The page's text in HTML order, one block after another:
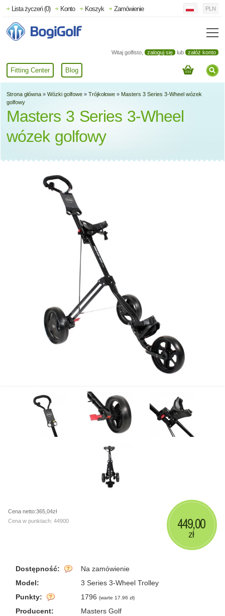
Witaj golfisto, zaloguj się lub załóż konto
Fitting Center Blog
Lista życzeń (0) Konto Koszyk Zamówienie PLN
Strona główna » Wózki golfowe » Trójkołowe » Masters 3 Series 3-Wheel wózek
golfowy
Masters 3 Series 3-Wheel
wózek golfowy
Dostępność:
Na zamówienie
Model:
3 Series 3-Wheel Trolley
Punkty:
1796 (warte 17.96 zł)
Producent:
Masters Golf
Cena netto:365,04zł
Cena w punktach: 44900
449,00
zł